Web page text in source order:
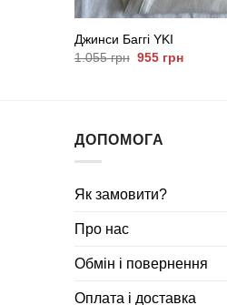
Джинси Баггі YKI
1.055грн Оригінальна
955 грнПоточна
ДОПОМОГА
Як замовити?
Про нас
Обмін і повернення
Оплата і доставка